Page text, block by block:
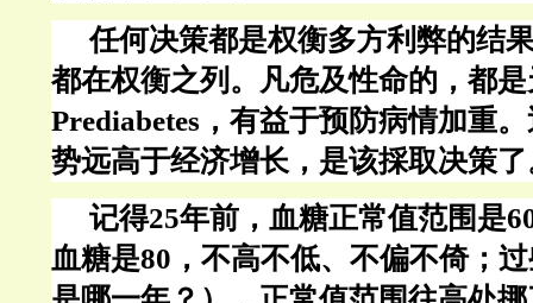
任何决策都是权衡多方利弊的结
都在权衡之列。凡危及性命的，都
Prediabetes，有益于预防病情加重
势远高于经济增长，是该採取决策
记得25年前，血糖正常值范围是
血糖是80，不高不低、不偏不倚；